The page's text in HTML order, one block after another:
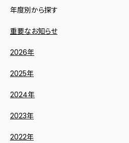
年度別から探す
重要なお知らせ
2026年
2025年
2024年
2023年
2022年